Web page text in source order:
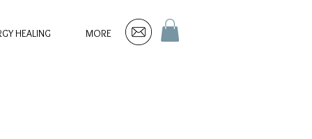
HEALING MORE